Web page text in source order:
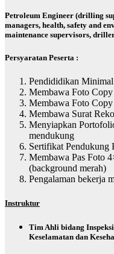
Petroleum Engineer (drilling
managers, health, safety and
maintenance supervisors,
Persyaratan Peserta :
Pendididikan
Membawa Foto
Membawa Foto
Membawa Surat
Menyiapkan
mendukung
Sertifikat Pendukung
Membawa Pas Foto
(background merah)
Pengalaman bekerja
Instruktur
Tim Ahli bidang
Keselamatan dan